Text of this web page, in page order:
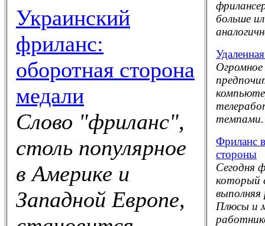
Украинский
фриланс:
оборотная сторона
медали
Слово "фриланс",
столь популярное
в Америке и
Западной Европе,
больше
Огромное
темпами.
Фриланс
стороны
Сегодня
который
выполняя
Плюсы и